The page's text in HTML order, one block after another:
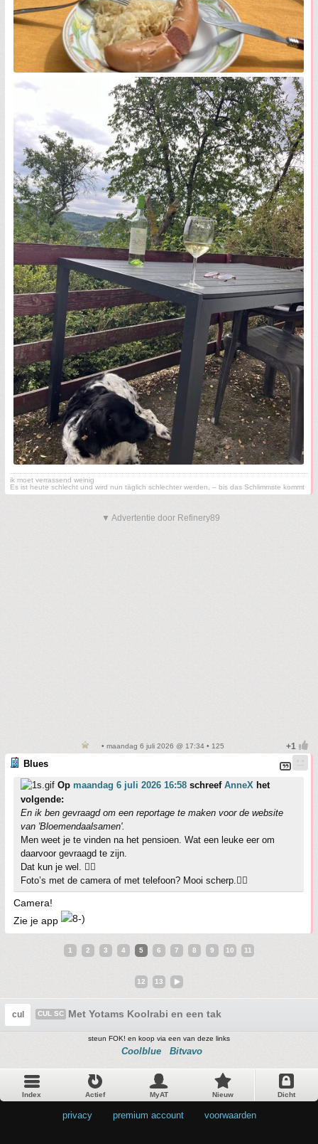
ik moet verrassend weinig
Es ist heute schlecht und wird nun täglich schlechter werden, – bis das Schlimmste kommt
▼ Advertentie door Refinery89
• maandag 6 juli 2026 @ 17:34 • 125
Blues
Op maandag 6 juli 2026 16:58 schreef AnneX het
volgende:
En ik ben gevraagd om een reportage te maken voor de website
van 'Bloemendaalsamen'.
Men weet je te vinden na het pensioen. Wat een leuke eer om
daarvoor gevraagd te zijn.
Dat kun je wel. 👍🏼
Foto’s met de camera of met telefoon? Mooi scherp.👍🏼
Camera!
Zie je app
1 2 3 4 5 6 7 8 9 10 11
12 13
cul CUL SC Met Yotams Koolrabi en een tak
steun FOK! en koop via een van deze links
Coolblue Bitvavo
Index Actief MyAT Nieuw Dicht
privacy premium account voorwaarden